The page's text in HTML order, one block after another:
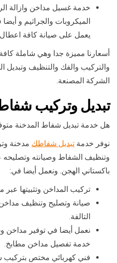
خدمة غسيل مداخن وازالة
الميكروبات والجراثيم و
يعمل على صيانة كافة اعطال
أسعارنا مميزة جدا وهي شاملة
والتركيب والفك والتنظيف وتبديل
الشركة المصنعة.
تبديل وتركيب
هل خدمة تبديل شفاط المدخنة
نوفر خدمة تبديل شفاطك مدخنة
وتنظيف الشفاط وصيانته
باكستاني الهجن. ونعمل أيضا في:
تركيب المداخن وتثبيتها عبر
صيانة وتصليح وتنظيف
التالفة.
نعمل أيضا في توفير مداخن
خدمة تفصيل مداخن مطابخ.
فني كهربائي مختص